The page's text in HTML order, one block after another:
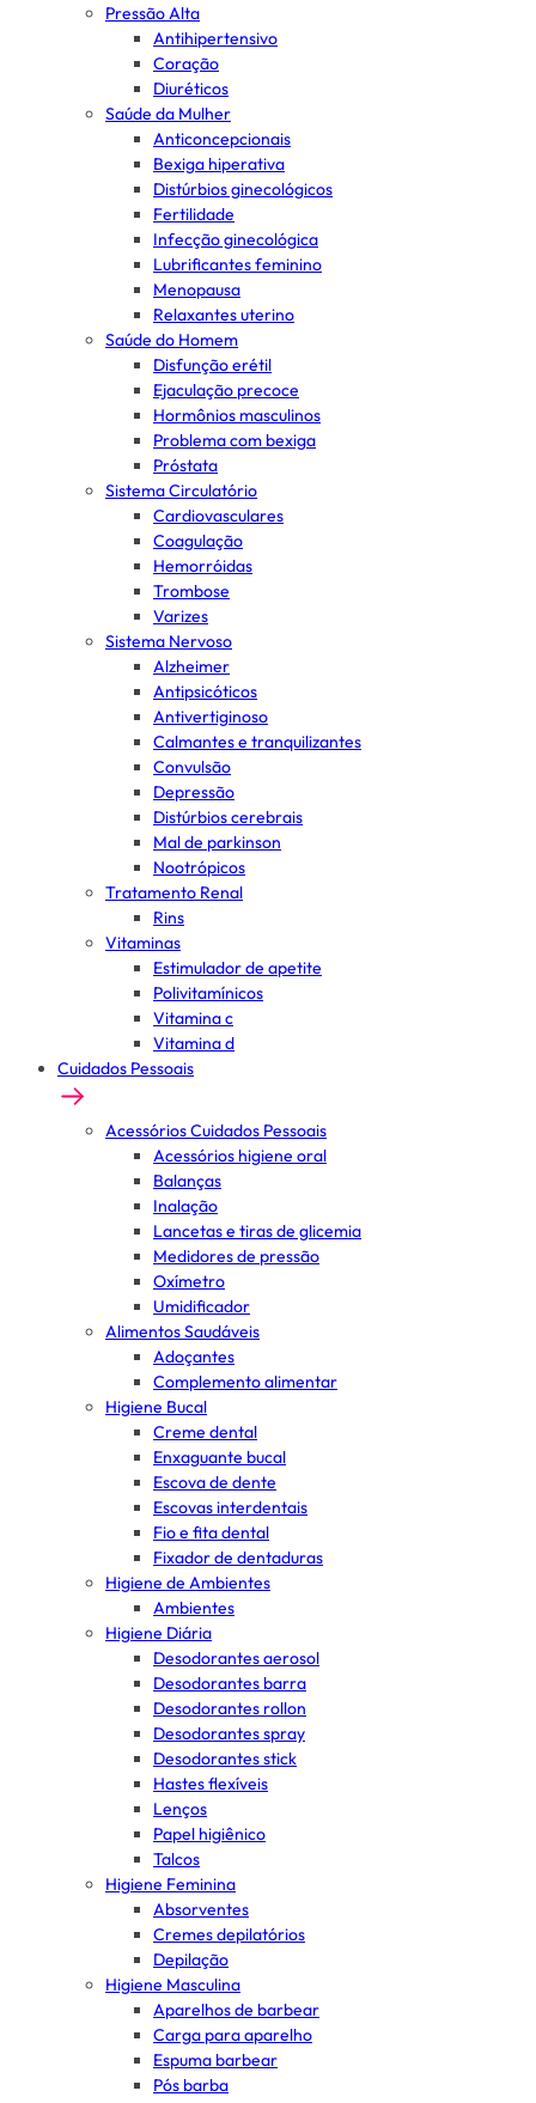
Pressão Alta
Antihipertensivo
Coração
Diuréticos
Saúde da Mulher
Anticoncepcionais
Bexiga hiperativa
Distúrbios ginecológicos
Fertilidade
Infecção ginecológica
Lubrificantes feminino
Menopausa
Relaxantes uterino
Saúde do Homem
Disfunção erétil
Ejaculação precoce
Hormônios masculinos
Problema com bexiga
Próstata
Sistema Circulatório
Cardiovasculares
Coagulação
Hemorróidas
Trombose
Varizes
Sistema Nervoso
Alzheimer
Antipsicóticos
Antivertiginoso
Calmantes e tranquilizantes
Convulsão
Depressão
Distúrbios cerebrais
Mal de parkinson
Nootrópicos
Tratamento Renal
Rins
Vitaminas
Estimulador de apetite
Polivitamínicos
Vitamina c
Vitamina d
Cuidados Pessoais
Acessórios Cuidados Pessoais
Acessórios higiene oral
Balanças
Inalação
Lancetas e tiras de glicemia
Medidores de pressão
Oxímetro
Umidificador
Alimentos Saudáveis
Adoçantes
Complemento alimentar
Higiene Bucal
Creme dental
Enxaguante bucal
Escova de dente
Escovas interdentais
Fio e fita dental
Fixador de dentaduras
Higiene de Ambientes
Ambientes
Higiene Diária
Desodorantes aerosol
Desodorantes barra
Desodorantes rollon
Desodorantes spray
Desodorantes stick
Hastes flexíveis
Lenços
Papel higiênico
Talcos
Higiene Feminina
Absorventes
Cremes depilatórios
Depilação
Higiene Masculina
Aparelhos de barbear
Carga para aparelho
Espuma barbear
Pós barba